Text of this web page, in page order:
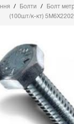
Болти
Болт
(100шт/к-кт)